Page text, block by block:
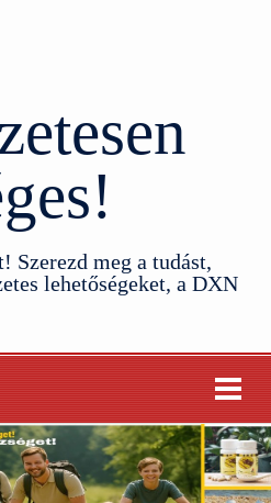
Szerezd meg a tudást,
lehetőségeket, a DXN